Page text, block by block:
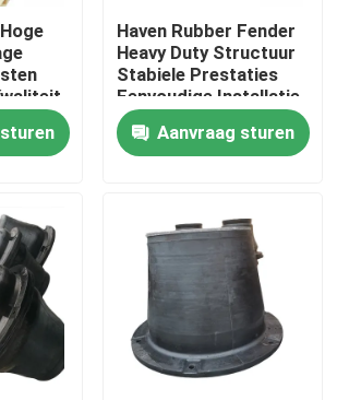
Haven Rubber Fender
Heavy Duty Structuur
Stabiele Prestaties
Eenvoudige Installatie
Aanvraag sturen